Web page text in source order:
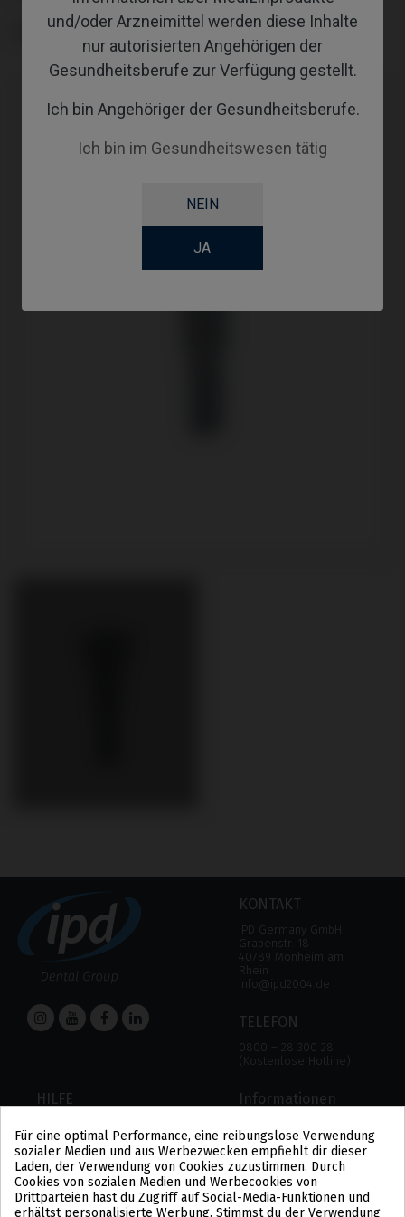
und/oder Arzneimittel werden diese Inhalte
nur autorisierten Angehörigen der
Gesundheitsberufe zur Verfügung gestellt.
Ich bin Angehöriger der Gesundheitsberufe.
Ich bin im Gesundheitswesen tätig
NEIN
JA
GINGIVALHEIGHT
KONTAKT
IPD Germany GmbH
Grabenstr. 18
40789 Monheim am
Rhein
info@ipd2004.de
TELEFON
0800 – 28 300 28
(Kostenlose Hotline)
HILFE
HILFE
ZAHLUNGSMODALITÄTEN
VERSAND UND RÜCKGABE
Informationen
RECHTLICHER HINWEIS
DATENSCHUTZBESTIMMUNGEN
COOKIE-POLITIK
ALLGEMEINE
GESCHÄFTSBEDINGUNGEN
US
Für eine optimal Performance, eine reibungslose Verwendung
sozialer Medien und aus Werbezwecken empfiehlt dir dieser
Laden, der Verwendung von Cookies zuzustimmen. Durch
Cookies von sozialen Medien und Werbecookies von
Drittparteien hast du Zugriff auf Social-Media-Funktionen und
erhältst personalisierte Werbung. Stimmst du der Verwendung